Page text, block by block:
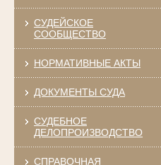
СУДЕЙСКОЕ
СООБЩЕСТВО
НОРМАТИВНЫЕ АКТЫ
ДОКУМЕНТЫ СУДА
СУДЕБНОЕ
ДЕЛОПРОИЗВОДСТВО
СПРАВОЧНАЯ